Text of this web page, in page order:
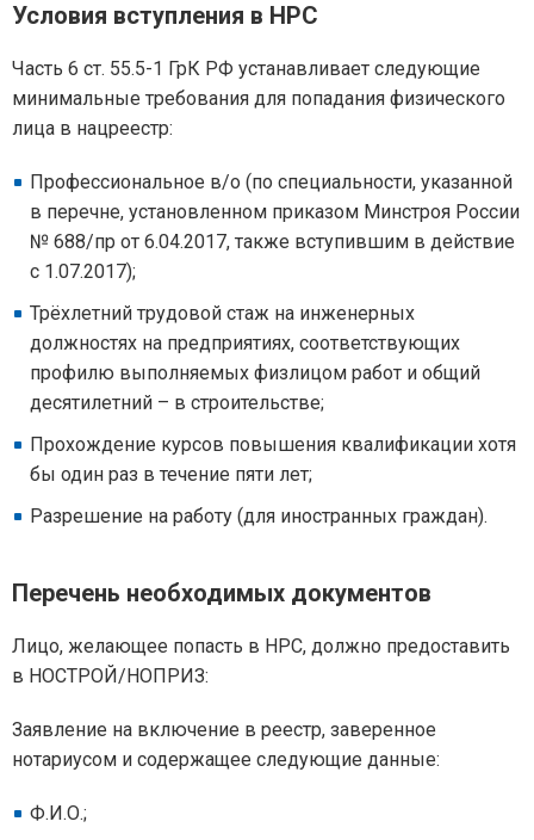
Условия вступления в НРС
Часть 6 ст. 55.5-1 ГрК РФ устанавливает следующие
минимальные требования для попадания физического
лица в нацреестр:
Профессиональное в/о (по специальности, указанной
в перечне, установленном приказом Минстроя России
№ 688/пр от 6.04.2017, также вступившим в действие
с 1.07.2017);
Трёхлетний трудовой стаж на инженерных
должностях на предприятиях, соответствующих
профилю выполняемых физлицом работ и общий
десятилетний – в строительстве;
Прохождение курсов повышения квалификации хотя
бы один раз в течение пяти лет;
Разрешение на работу (для иностранных граждан).
Перечень необходимых документов
Лицо, желающее попасть в НРС, должно предоставить
в НОСТРОЙ/НОПРИЗ:
Заявление на включение в реестр, заверенное
нотариусом и содержащее следующие данные:
Ф.И.О.;